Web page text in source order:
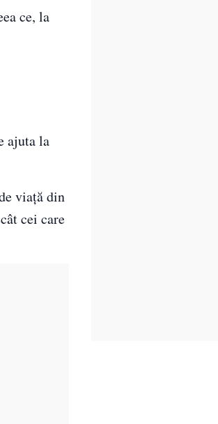
ce, la
ajuta la
viață din
cei care